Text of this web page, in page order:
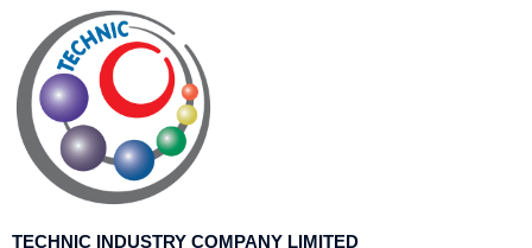
TECHNIC INDUSTRY COMPANY LIMITED